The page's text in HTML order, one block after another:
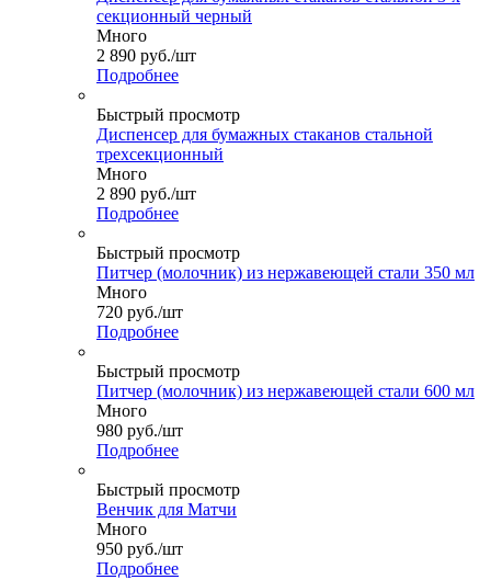
секционный черный
Много
2 890 руб./шт
Подробнее
Быстрый просмотр
Диспенсер для бумажных стаканов стальной
трехсекционный
Много
2 890 руб./шт
Подробнее
Быстрый просмотр
Питчер (молочник) из нержавеющей стали 350 мл
Много
720 руб./шт
Подробнее
Быстрый просмотр
Питчер (молочник) из нержавеющей стали 600 мл
Много
980 руб./шт
Подробнее
Быстрый просмотр
Венчик для Матчи
Много
950 руб./шт
Подробнее